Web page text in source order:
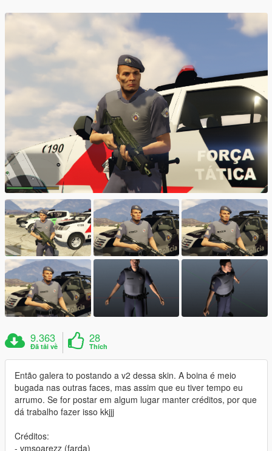
9.363
Đã tải về
28
Thích
Então galera to postando a v2 dessa skin. A boina é meio
bugada nas outras faces, mas assim que eu tiver tempo eu
arrumo. Se for postar em algum lugar manter créditos, por que
dá trabalho fazer isso kkjjj
Créditos:
- vmsoarezz (farda)